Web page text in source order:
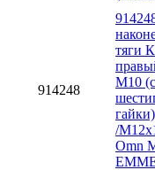
914248
тяги
M10
гайки)
/
Omn